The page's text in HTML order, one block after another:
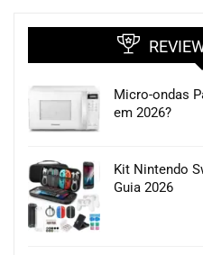
Micro-ondas
em 2026?
Kit Nintendo
Guia 2026